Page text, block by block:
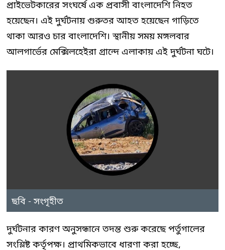
প্রাইভেটকারের সংঘর্ষে এক প্রবাসী বাংলাদেশি নিহত
হয়েছেন। এই দুর্ঘটনায় গুরুতর আহত হয়েছেন গাড়িতে
থাকা আরও চার বাংলাদেশি। স্থানীয় সময় মঙ্গলবার
আলগার্ভের মেক্সিলহেইরা গ্রান্দে এলাকায় এই দুর্ঘটনা ঘটে।
ছবি - সংগৃহীত
দুর্ঘটনার কারণ অনুসন্ধানে তদন্ত শুরু করেছে পর্তুগালের
সংশ্লিষ্ট কর্তৃপক্ষ। প্রাথমিকভাবে ধারণা করা হচ্ছে,